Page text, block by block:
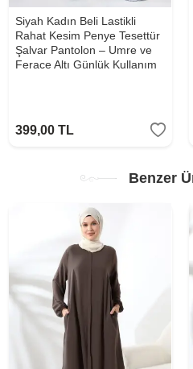
Siyah Kadın Beli Lastikli
Rahat Kesim Penye Tesettür
Şalvar Pantolon – Umre ve
Ferace Altı Günlük Kullanım
399,00 TL
Benzer